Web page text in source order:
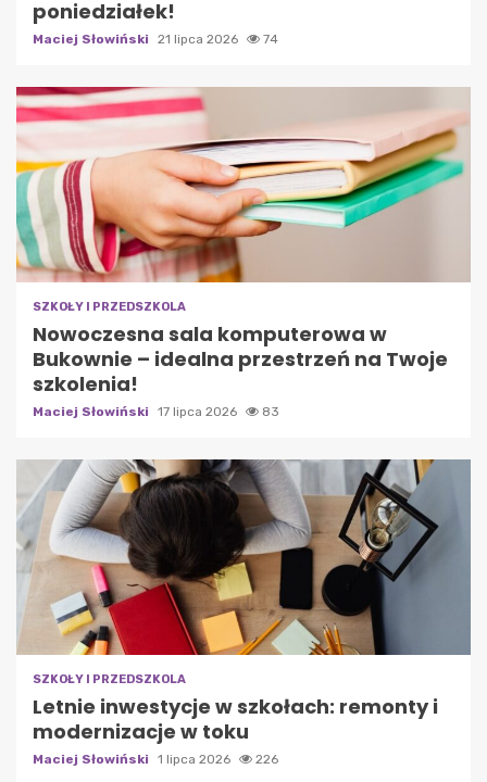
poniedziałek!
Maciej Słowiński 21 lipca 2026 74
SZKOŁY I PRZEDSZKOLA
Nowoczesna sala komputerowa w
Bukownie – idealna przestrzeń na Twoje
szkolenia!
Maciej Słowiński 17 lipca 2026 83
SZKOŁY I PRZEDSZKOLA
Letnie inwestycje w szkołach: remonty i
modernizacje w toku
Maciej Słowiński 1 lipca 2026 226